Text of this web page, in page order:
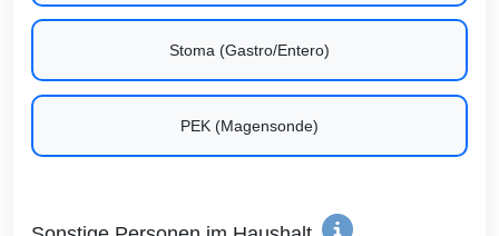
Stoma (Gastro/Entero)
PEK (Magensonde)